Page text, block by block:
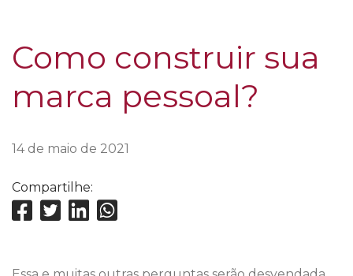
Como construir sua
marca pessoal?
14 de maio de 2021
Compartilhe: